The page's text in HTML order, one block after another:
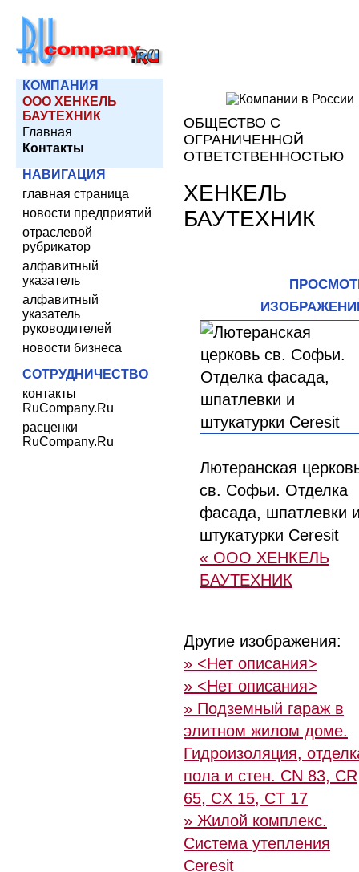
КОМПАНИЯ
ООО ХЕНКЕЛЬ
БАУТЕХНИК
Главная
Контакты
НАВИГАЦИЯ
главная страница
новости предприятий
отраслевой
рубрикатор
алфавитный
указатель
алфавитный
указатель
руководителей
новости бизнеса
СОТРУДНИЧЕСТВО
контакты
RuCompany.Ru
расценки
RuCompany.Ru
ОБЩЕСТВО С
ОГРАНИЧЕННОЙ
ОТВЕТСТВЕННОСТЬЮ
ХЕНКЕЛЬ
БАУТЕХНИК
Лютеранская
св. Софьи. Отделка
фасада, шпатлевки
штукатурки Ceresit
« ООО ХЕНКЕЛЬ
БАУТЕХНИК
Другие изображения:
» <Нет описания>
» <Нет описания>
» Подземный гараж в
элитном жилом доме.
Гидроизоляция,
пола и стен. CN 83, CR
65, CX 15, CT 17
» Жилой комплекс.
Система утепления
Ceresit